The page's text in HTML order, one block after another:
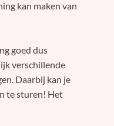
kan maken van
goed dus
verschillende
Daarbij kan je
te sturen! Het